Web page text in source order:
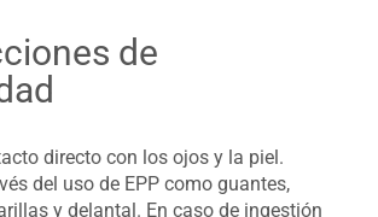
de
directo con los ojos y la piel.
del uso de EPP como guantes,
y delantal. En caso de ingestión